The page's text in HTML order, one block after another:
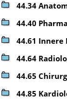
44.34
44.40
44.61 Innere
44.64
44.65
44.85